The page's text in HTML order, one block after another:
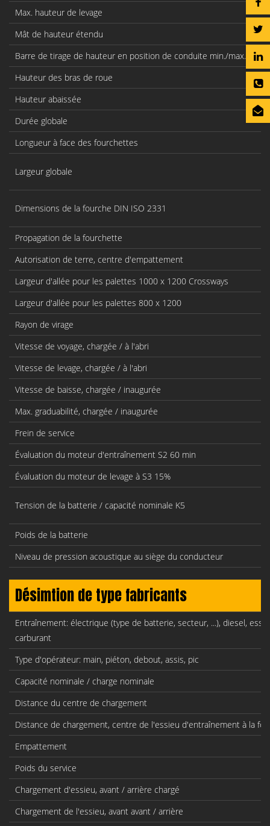
Max. hauteur de levage
Mât de hauteur étendu
Barre de tirage de hauteur en position de conduite min./max.
Hauteur des bras de roue
Hauteur abaissée
Durée globale
Longueur à face des fourchettes
Largeur globale
Dimensions de la fourche DIN ISO 2331
Propagation de la fourchette
Autorisation de terre, centre d'empattement
Largeur d'allée pour les palettes 1000 x 1200 Crossways
Largeur d'allée pour les palettes 800 x 1200
Rayon de virage
Vitesse de voyage, chargée / à l'abri
Vitesse de levage, chargée / à l'abri
Vitesse de baisse, chargée / inaugurée
Max. graduabilité, chargée / inaugurée
Frein de service
Évaluation du moteur d'entraînement S2 60 min
Évaluation du moteur de levage à S3 15%
Tension de la batterie / capacité nominale K5
Poids de la batterie
Niveau de pression acoustique au siège du conducteur
Désimtion de type fabricants
Entraînement: électrique (type de batterie, secteur, ...), diesel,
carburant
Type d'opérateur: main, piéton, debout, assis, pic
Capacité nominale / charge nominale
Distance du centre de chargement
Distance de chargement, centre de l'essieu d'entraînement à la
Empattement
Poids du service
Chargement d'essieu, avant / arrière chargé
Chargement de l'essieu, avant avant / arrière